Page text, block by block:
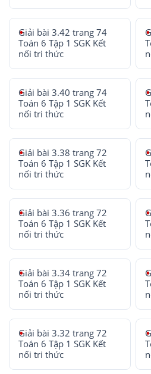
Giải bài 3.42 trang 74
Toán 6 Tập 1 SGK Kết
nối tri thức
Giải bài 3.40 trang 74
Toán 6 Tập 1 SGK Kết
nối tri thức
Giải bài 3.38 trang 72
Toán 6 Tập 1 SGK Kết
nối tri thức
Giải bài 3.36 trang 72
Toán 6 Tập 1 SGK Kết
nối tri thức
Giải bài 3.34 trang 72
Toán 6 Tập 1 SGK Kết
nối tri thức
Giải bài 3.32 trang 72
Toán 6 Tập 1 SGK Kết
nối tri thức